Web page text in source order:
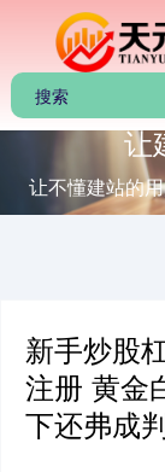
让
让不懂建站的
新手炒股
注册 黄金
下还弗成